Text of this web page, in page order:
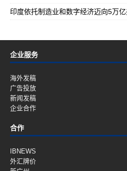
印度依托制造业和数字经济迈向5万
企业服务
海外发稿
广告投放
新闻发稿
企业合作
合作
IBNEWS
外汇牌价